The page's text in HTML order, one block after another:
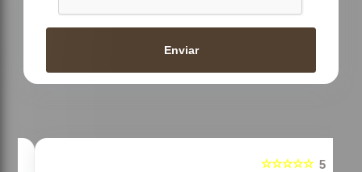
Enviar
5
☆☆☆☆☆